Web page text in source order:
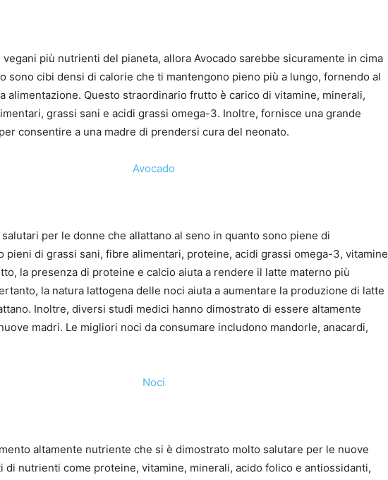
più nutrienti del pianeta, allora Avocado sarebbe sicuramente in cima
sono cibi densi di calorie che ti mantengono pieno più a lungo, fornendo al
alimentazione. Questo straordinario frutto è carico di vitamine, minerali,
grassi sani e acidi grassi omega-3. Inoltre, fornisce una grande
consentire a una madre di prendersi cura del neonato.
per le donne che allattano al seno in quanto sono piene di
pieni di grassi sani, fibre alimentari, proteine, acidi grassi omega-3, vitamine
la presenza di proteine ​​e calcio aiuta a rendere il latte materno più
la natura lattogena delle noci aiuta a aumentare la produzione di latte
Inoltre, diversi studi medici hanno dimostrato di essere altamente
madri. Le migliori noci da consumare includono mandorle, anacardi,
altamente nutriente che si è dimostrato molto salutare per le nuove
di nutrienti come proteine, vitamine, minerali, acido folico e antiossidanti,